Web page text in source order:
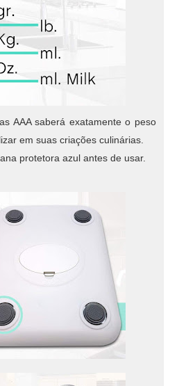
AAA saberá exatamente o peso
em suas criações culinárias.
protetora azul antes de usar.